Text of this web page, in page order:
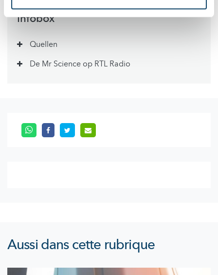
Infobox
Quellen
De Mr Science op RTL Radio
Aussi dans cette rubrique